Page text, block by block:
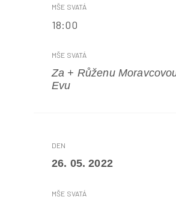
18:00
Za + Růženu
Evu
26. 05. 2022